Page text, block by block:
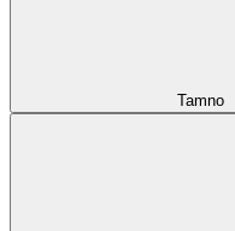
Tamno